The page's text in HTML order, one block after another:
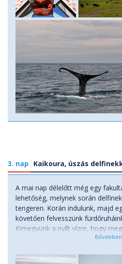
3. nap Kaikoura, úszás
A mai nap délelőtt még egy
lehetőség, melynek során
tengeren. Korán indulunk, majd
követően felvesszünk
Kimegyünk a nyílt vízre, hogy
játszadozó delfineket. Neoprén
láthassuk a körülöttünk cikázó